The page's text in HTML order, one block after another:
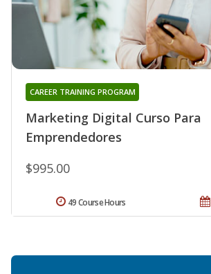
Marketing Digital Curso Para
Emprendedores
CAREER TRAINING PROGRAM
$995.00
49 Course Hours